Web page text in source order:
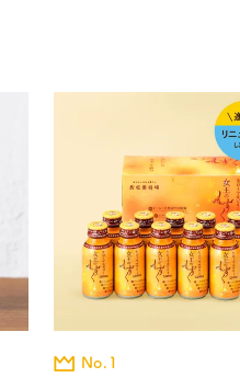
No.1